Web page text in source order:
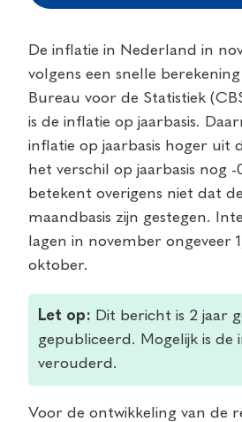
De inflatie in Nederland in
volgens een snelle
Bureau voor de Statistiek
is de inflatie op jaarbasis.
inflatie op jaarbasis hoger uit
het verschil op jaarbasis nog
betekent overigens niet dat
maandbasis zijn gestegen.
lagen in november ongeveer
oktober.
Let op: Dit bericht is 2 jaar
gepubliceerd. Mogelijk is de
verouderd.
Voor de ontwikkeling van de